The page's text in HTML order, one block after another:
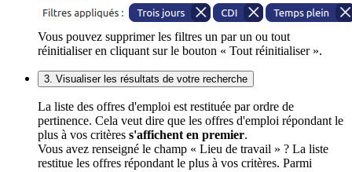
Vous pouvez supprimer les filtres un par un ou tout
réinitialiser en cliquant sur le bouton « Tout réinitialiser ».
3. Visualiser les résultats de votre recherche
La liste des offres d'emploi est restituée par ordre de
pertinence. Cela veut dire que les offres d'emploi répondant le
plus à vos critères s'affichent en premier.
Vous avez renseigné le champ « Lieu de travail » ? La liste
restitue les offres répondant le plus à vos critères. Parmi